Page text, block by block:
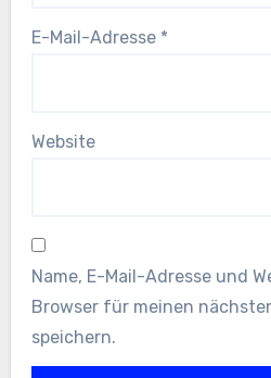
E-Mail-Adresse *
Website
Name, E-Mail-Adresse und
Browser für meinen
speichern.